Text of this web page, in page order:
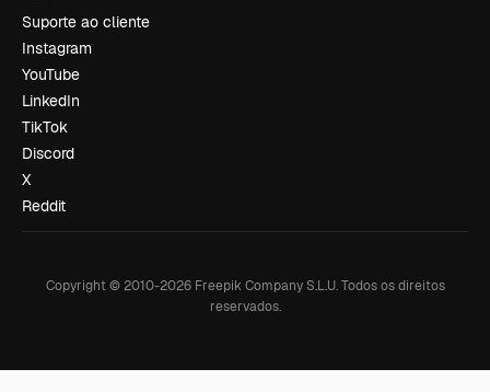
Suporte ao cliente
Instagram
YouTube
LinkedIn
TikTok
Discord
X
Reddit
Copyright © 2010-2026Freepik Company S.L.U. Todos os direitos
reservados.